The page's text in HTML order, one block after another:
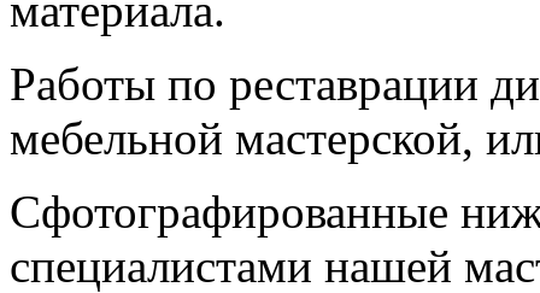
Работы по реставрации
мебельной мастерской,
Сфотографированные
специалистами нашей